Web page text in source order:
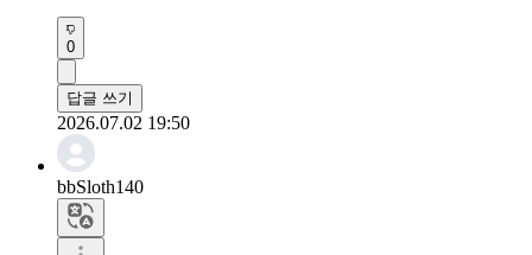
0
답글 쓰기
2026.07.02 19:50
bbSloth140